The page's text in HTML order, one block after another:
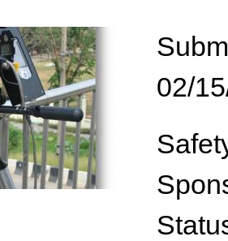
02/